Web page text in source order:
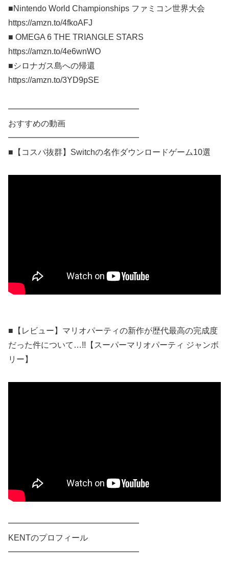
■Nintendo World Championships ファミコン世界大会
https://amzn.to/4fkoAFJ
■ OMEGA 6 THE TRIANGLE STARS
https://amzn.to/4e6wnWO
■シロナガス島への帰還
https://amzn.to/3YD9pSE
━━━━━━━━━━━━━━━━
おすすめの動画
━━━━━━━━━━━━━━━━
■【コスパ抜群】Switchの名作ダウンロードゲーム10選
■【レビュー】マリオパーティの新作が歴代最高の完成度
だった件について…!!【スーパーマリオパーティ ジャンボ
リー】
━━━━━━━━━━━━━━━━
KENTのプロフィール
━━━━━━━━━━━━━━━━